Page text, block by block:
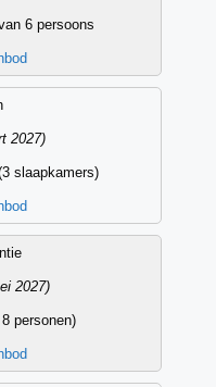
6 persoons
2027)
slaapkamers)
2027)
personen)